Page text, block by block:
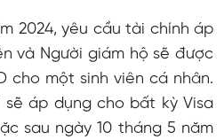
2024, yêu cầu tài chính áp
và Người giám hộ sẽ được
cho một sinh viên cá nhân.
áp dụng cho bất kỳ Visa
sau ngày 10 tháng 5 năm